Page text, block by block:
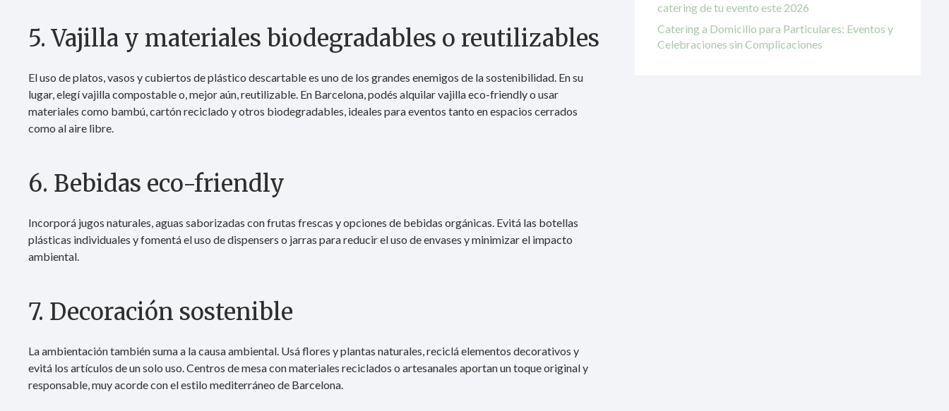
5. Vajilla y materiales biodegradables o reutilizables
El uso de platos, vasos y cubiertos de plástico descartable es uno de los grandes enemigos de la sostenibilidad. En su
lugar, elegí vajilla compostable o, mejor aún, reutilizable. En Barcelona, podés alquilar vajilla eco-friendly o usar
materiales como bambú, cartón reciclado y otros biodegradables, ideales para eventos tanto en espacios cerrados
como al aire libre.
6. Bebidas eco-friendly
Incorporá jugos naturales, aguas saborizadas con frutas frescas y opciones de bebidas orgánicas. Evitá las botellas
plásticas individuales y fomentá el uso de dispensers o jarras para reducir el uso de envases y minimizar el impacto
ambiental.
7. Decoración sostenible
La ambientación también suma a la causa ambiental. Usá flores y plantas naturales, reciclá elementos decorativos y
evitá los artículos de un solo uso. Centros de mesa con materiales reciclados o artesanales aportan un toque original y
responsable, muy acorde con el estilo mediterráneo de Barcelona.
catering de tu evento este 2026
Catering a Domicilio para Particulares: Eventos y
Celebraciones sin Complicaciones